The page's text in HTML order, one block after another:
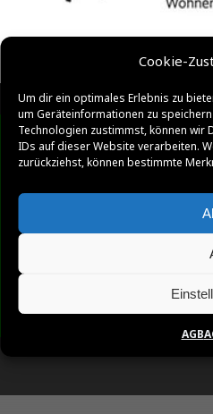
Cookie-
Um dir ein optimales Erlebnis zu
um Geräteinformationen zu
Technologien zustimmst, können wir
IDs auf dieser Website verarbeiten.
zurückziehst, können bestimmte
AGB